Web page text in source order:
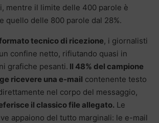
mentre il limite delle 400 parole è
quello delle 800 parole dal 28%.
tecnico di ricezione, i giornalisti
confine netto, rifiutando quasi in
grafiche pesanti. Il 48% del campione
ricevere una e-mail contenente testo
nel corpo del messaggio,
il classico file allegato. Le
appaiono del tutto marginali: le e-mail